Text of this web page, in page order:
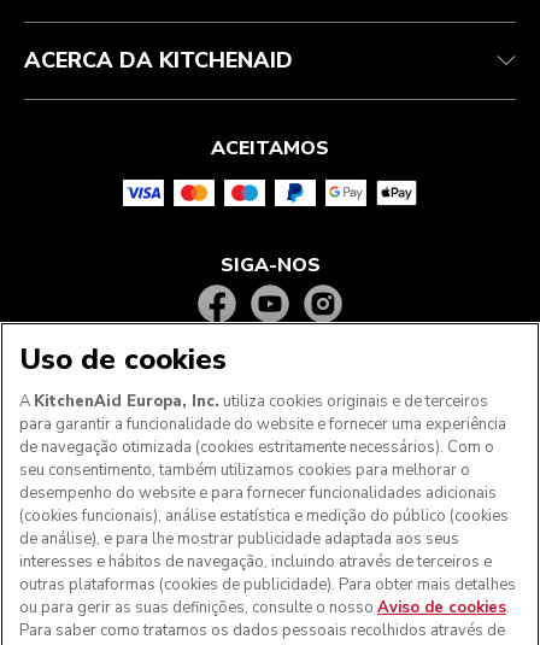
ACERCA DA KITCHENAID
ACEITAMOS
SIGA-NOS
Aos clientes nos Açores, Madeira e outros territórios
portugueses: Por favor, contacte a nossa equipa de Apoio
ao Cliente para efetuar a sua encomenda, de forma a
podermos fornecer os custos de envio exatos e aplicar a
Uso de cookies
A KitchenAid Europa, Inc. utiliza cookies originais e de terceiros
para garantir a funcionalidade do website e fornecer uma experiência
de navegação otimizada (cookies estritamente necessários). Com o
seu consentimento, também utilizamos cookies para melhorar o
desempenho do website e para fornecer funcionalidades adicionais
(cookies funcionais), análise estatística e medição do público (cookies
de análise), e para lhe mostrar publicidade adaptada aos seus
interesses e hábitos de navegação, incluindo através de terceiros e
outras plataformas (cookies de publicidade). Para obter mais detalhes
ou para gerir as suas definições, consulte o nosso Aviso de cookies.
Para saber como tratamos os dados pessoais recolhidos através de